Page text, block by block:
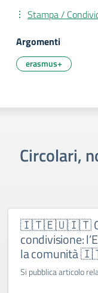
Stampa /
Argomenti
erasmus+
Circolari,
🇮🇹🇪🇺🇮🇹
condivisione:
la
Si pubblica articolo